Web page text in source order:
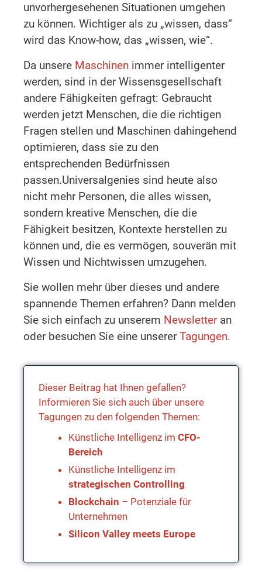
unvorhergesehenen Situationen umgehen
zu können. Wichtiger als zu „wissen, dass“
wird das Know-how, das „wissen, wie“.
Da unsere Maschinen immer intelligenter
werden, sind in der Wissensgesellschaft
andere Fähigkeiten gefragt: Gebraucht
werden jetzt Menschen, die die richtigen
Fragen stellen und Maschinen dahingehend
optimieren, dass sie zu den
entsprechenden Bedürfnissen
passen.Universalgenies sind heute also
nicht mehr Personen, die alles wissen,
sondern kreative Menschen, die die
Fähigkeit besitzen, Kontexte herstellen zu
können und, die es vermögen, souverän mit
Wissen und Nichtwissen umzugehen.
Sie wollen mehr über dieses und andere
spannende Themen erfahren? Dann melden
Sie sich einfach zu unserem Newsletteran
oder besuchen Sie eine unsererTagungen.
Dieser Beitrag hat Ihnen gefallen?
Informieren Sie sich auch über unsere
Tagungen zu den folgenden Themen:
Künstliche Intelligenz im CFO-
Bereich
Künstliche Intelligenz im
strategischen Controlling
Blockchain – Potenziale für
Unternehmen
Silicon Valley meets Europe